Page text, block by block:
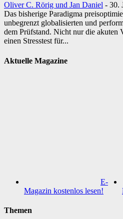
Oliver C. Rörig und Jan Daniel - 30.
Das bisherige Paradigma
unbegrenzt globalisierten und
dem Prüfstand. Nicht nur die akuten
einen Stresstest für...
Aktuelle Magazine
E-
Magazin kostenlos lesen!
Themen